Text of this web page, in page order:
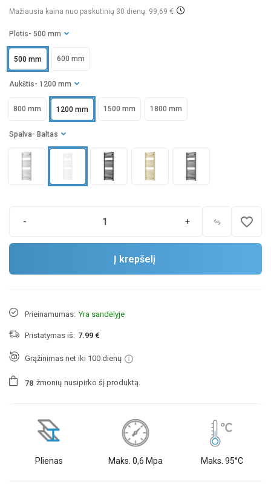
Mažiausia kaina nuo paskutinių 30 dienų: 99,69 €
Plotis - 500 mm
500 mm 600 mm
Aukštis - 1200 mm
800 mm 1200 mm 1500 mm 1800 mm
Spalva - Baltas
- + favorite_border
Į krepšelį
Prieinamumas: Yra sandėlyje
Pristatymas iš: 7.99 €
Grąžinimas net iki 100 dienų
78 žmonių nusipirko šį produktą.
Plienas Maks. 0,6 Mpa Maks. 95°C